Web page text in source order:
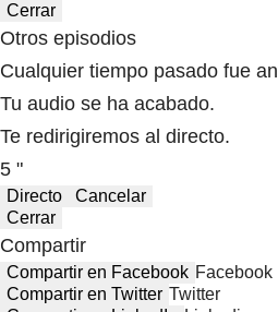
Cerrar
Otros episodios
Cualquier tiempo pasado fue
Tu audio se ha acabado.
Te redirigiremos al directo.
5 "
Directo
Cancelar
Cerrar
Compartir
Compartir en Facebook Facebook
Compartir en Twitter Twitter